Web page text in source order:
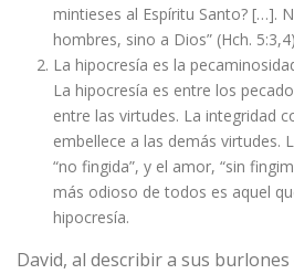
mintieses al Espíritu Santo? […].
hombres, sino a Dios” (Hch.
La hipocresía es la
La hipocresía es entre los
entre las virtudes. La integridad
embellece a las demás virtudes.
“no fingida”, y el amor, “sin
más odioso de todos es aquel
hipocresía.
David, al describir a sus